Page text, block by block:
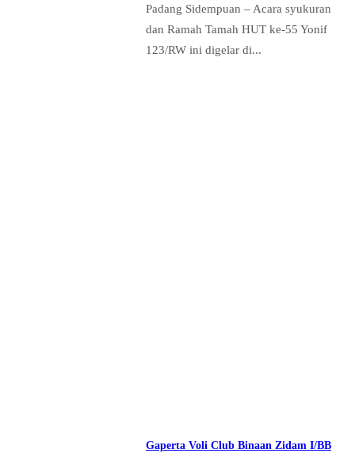
Padang Sidempuan – Acara syukuran
dan Ramah Tamah HUT ke-55 Yonif
123/RW ini digelar di...
Gaperta Voli Club Binaan Zidam I/BB